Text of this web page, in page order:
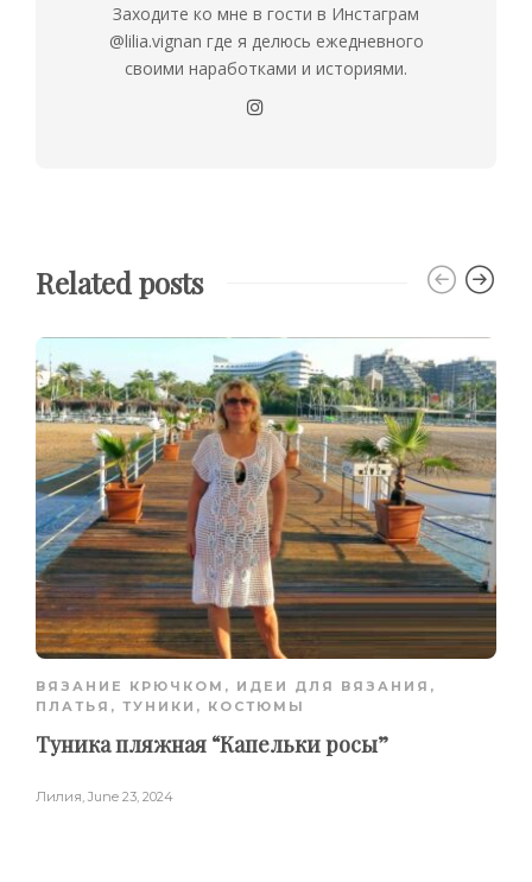
Заходите ко мне в гости в Инстаграм
@lilia.vignan где я делюсь ежедневного
своими наработками и историями.
Related posts
ВЯЗАНИЕ КРЮЧКОМ , ИДЕИ ДЛЯ ВЯЗАНИЯ ,
ПЛАТЬЯ, ТУНИКИ, КОСТЮМЫ
Туника пляжная “Капельки росы”
Лилия, June 23, 2024